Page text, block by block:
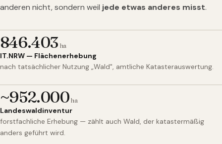
anderen nicht, sondern weil jede etwas anderes misst.
846.403 ha
IT.NRW — Flächenerhebung
nach tatsächlicher Nutzung „Wald", amtliche Katasterauswertung.
~952.000ha
Landeswaldinventur
forstfachliche Erhebung — zählt auch Wald, der katastermäßig
anders geführt wird.